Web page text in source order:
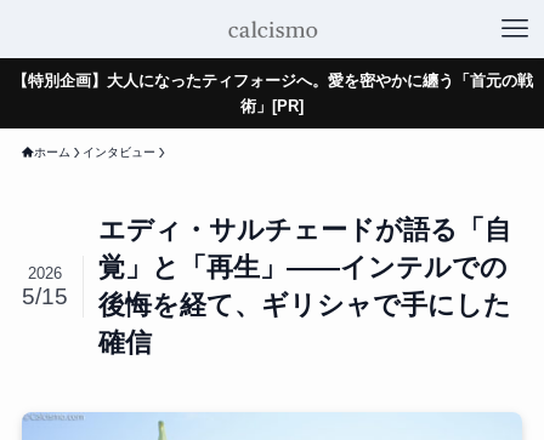
【特別企画】大人になったティフォージへ。愛を密やかに纏う「首元の戦
術」[PR]
ホーム インタビュー
エディ・サルチェードが語る「自
覚」と「再生」——インテルでの
後悔を経て、ギリシャで手にした
確信
2026
5/15